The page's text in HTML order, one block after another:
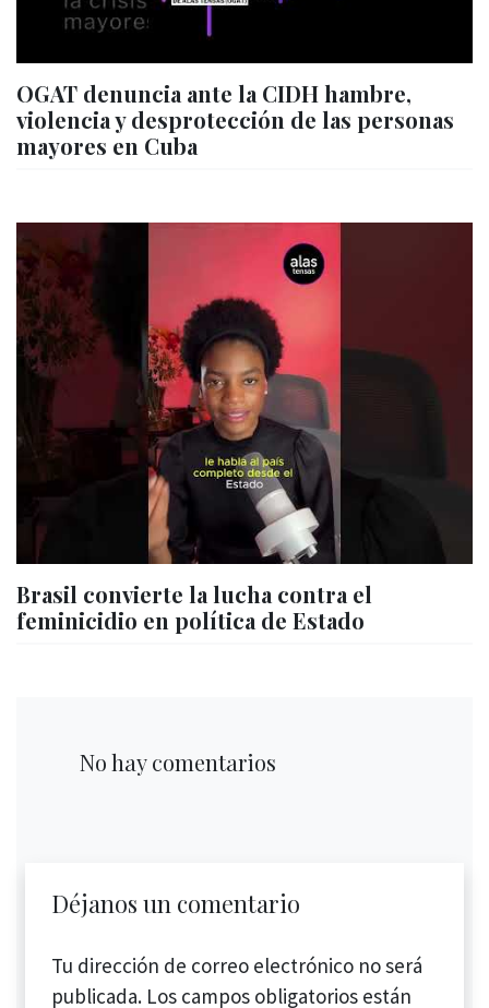
OGAT denuncia ante la CIDH hambre,
violencia y desprotección de las personas
mayores en Cuba
Brasil convierte la lucha contra el
feminicidio en política de Estado
No hay comentarios
Déjanos un comentario
Tu dirección de correo electrónico no será
publicada. Los campos obligatorios están